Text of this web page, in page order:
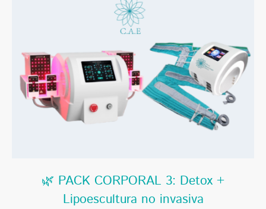
🌿 PACK CORPORAL 3: Detox +
Lipoescultura no invasiva